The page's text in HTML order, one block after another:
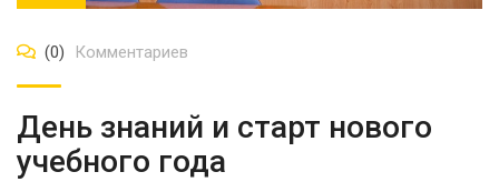
(0) Комментариев
День знаний и старт нового
учебного года